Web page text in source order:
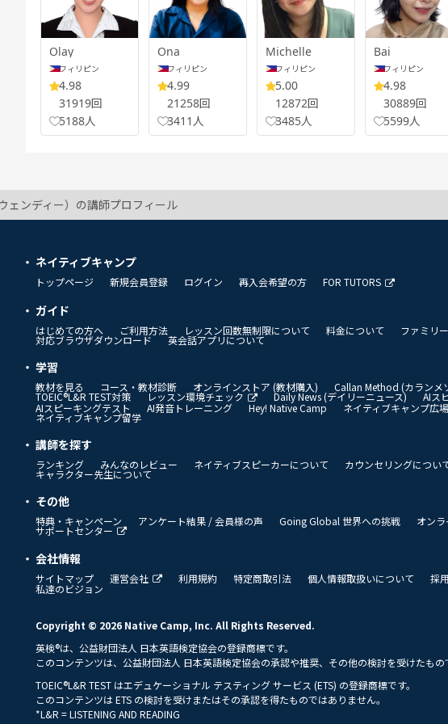
Olay
フィリピン
4.98
31919回
5188人
Ona
フィリピン
4.99
21258回
3411人
Michelle
フィリピン
5.00
12872回
3485人
Bai
フィリピン
4.98
30889回
5599人
ェンディー）の講師プロフィール
ネイティブキャンプ
トップページ 新規会員登録 ログイン 再入会希望の方 FOR TUTORS
ガイド
はじめての方へ ご利用方法 レッスン回数無制限について 料金について ファミリ
対応ブラウザダウンロード 英会話アプリについて
学習
教材を見る コース・教材診断 オンラインストア (教材購入) Callan Method (カランメ
TOEIC®L&R TEST対策 レッスン環境チェック Daily News (デイリーニュース)
AIス
AIスピーキングテスト
AI発音トレーニング Hey! Native Camp ネイティブキャンプ広場
ネイティブキャンプ留学
講師を探す
ランキング みんなのレビュー ネイティブスピーカーについて カウンセリングについ
キャラクター先生について
その他
特典・キャンペーン アンケート結果 / 会員様の声 Going Global 世界への挑戦 オン
サポートセンター
会社情報
サイトマップ 運営会社 利用規約 特定商取引法 個人情報取扱いについて 採
私達のビジョン
Copyright © 2026 Native Camp, Inc. All Rights Reserved.
英検®は、公益財団法人 日本英語検定協会の登録商標です。
このコンテンツは、公益財団法人 日本英語検定協会の承認や推奨、その他の検討を受けたもの
TOEIC®L&R TEST はエデュケーショナル テスティング サービス (ETS) の登録商標です。
このコンテンツは ETS の検討を受けまたはその承認を得たものではありません。
*L&R = LISTENING AND READING